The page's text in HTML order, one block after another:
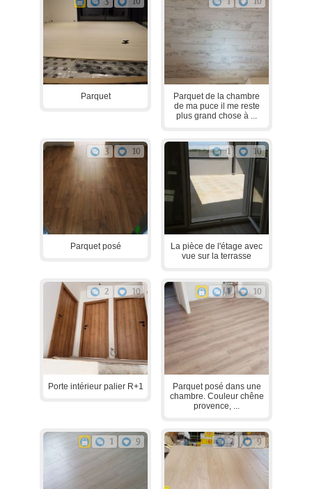
Parquet
Parquet de la chambre
de ma puce il me reste
plus grand chose à ...
3 10
Parquet posé
1 10
La pièce de l'étage avec
vue sur la terrasse
2 10
Porte intérieur palier R+1
1 10
Parquet posé dans une
chambre. Couleur chêne
provence, ...
1 9 2 9